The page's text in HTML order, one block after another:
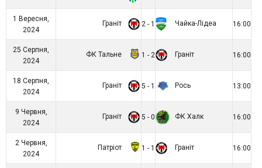
1 Вересня,
2024
Граніт 2 - 1 Чайка-Лідеа 16:00
25 Серпня,
2024
ФК Тальне 1 - 2 Граніт 16:00
18 Серпня,
2024
Граніт 5 - 1 Рось 13:00
9 Червня,
2024
Граніт 5 - 0 ФК Халк 16:00
2 Червня,
2024
Патріот 1 - 1 Граніт 16:00